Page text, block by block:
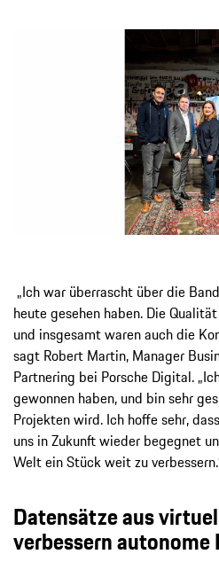
„Ich war überrascht über die
heute gesehen haben. Die
und insgesamt waren auch die
sagt Robert Martin, Manager
Partnering bei Porsche Digital.
gewonnen haben, und bin sehr
Projekten wird. Ich hoffe sehr,
uns in Zukunft wieder begegnet
Welt ein Stück weit zu
Datensätze aus
verbessern